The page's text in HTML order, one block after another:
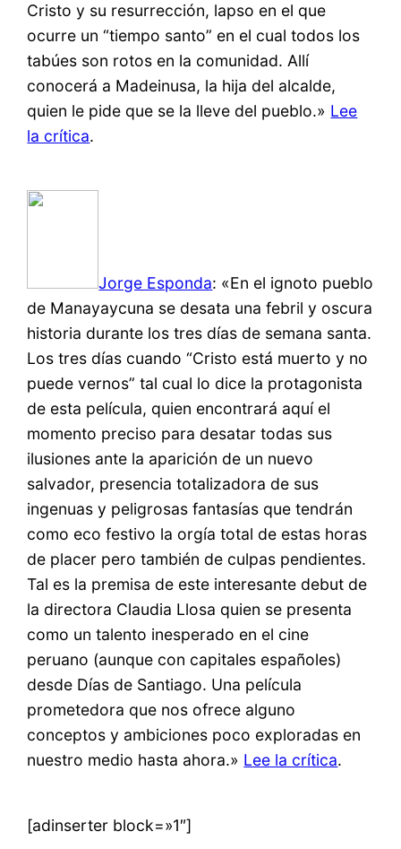
Cristo y su resurrección, lapso en el que
ocurre un “tiempo santo” en el cual todos los
tabúes son rotos en la comunidad. Allí
conocerá a Madeinusa, la hija del alcalde,
quien le pide que se la lleve del pueblo.» Lee
la crítica.
Jorge Esponda: «En el ignoto pueblo
de Manayaycuna se desata una febril y oscura
historia durante los tres días de semana santa.
Los tres días cuando “Cristo está muerto y no
puede vernos” tal cual lo dice la protagonista
de esta película, quien encontrará aquí el
momento preciso para desatar todas sus
ilusiones ante la aparición de un nuevo
salvador, presencia totalizadora de sus
ingenuas y peligrosas fantasías que tendrán
como eco festivo la orgía total de estas horas
de placer pero también de culpas pendientes.
Tal es la premisa de este interesante debut de
la directora Claudia Llosa quien se presenta
como un talento inesperado en el cine
peruano (aunque con capitales españoles)
desde Días de Santiago. Una película
prometedora que nos ofrece alguno
conceptos y ambiciones poco exploradas en
nuestro medio hasta ahora.» Lee la crítica.
[adinserter block=»1″]